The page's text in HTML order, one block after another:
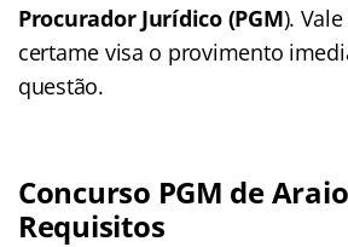
Procurador Jurídico (PGM).
certame visa o provimento
questão.
Concurso PGM de
Requisitos